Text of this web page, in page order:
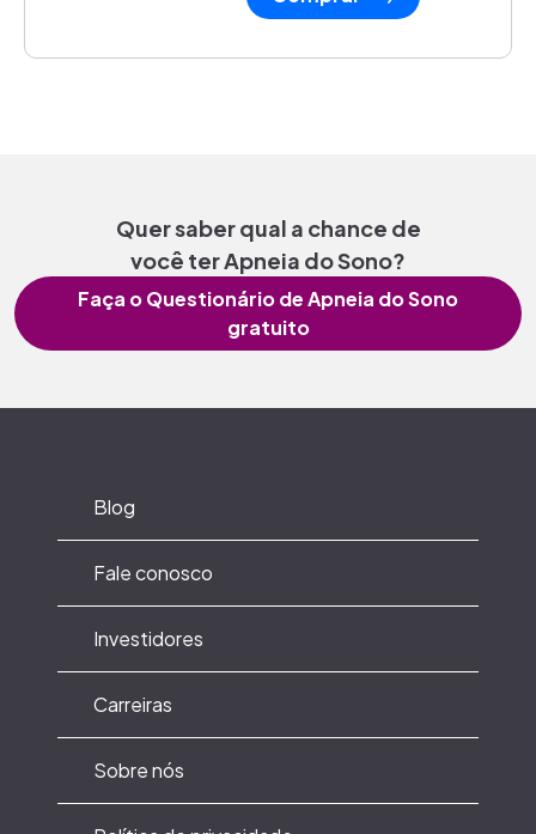
Quer saber qual a chance de
você ter Apneia do Sono?
Faça o Questionário de Apneia do Sono
gratuito
Sobre nós
Carreiras
Investidores
Fale conosco
Blog